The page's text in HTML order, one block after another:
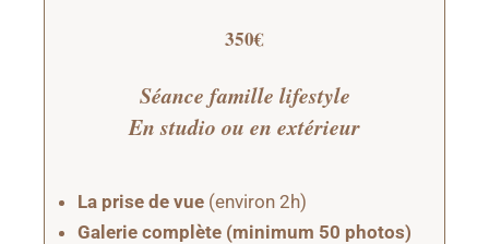
350€
Séance famille lifestyle
En studio ou en extérieur
La prise de vue (environ 2h)
Galerie complète (minimum 50 photos)